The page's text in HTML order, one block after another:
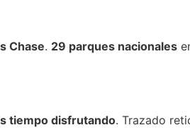
Chase. 29 parques nacionales
tiempo disfrutando. Trazado